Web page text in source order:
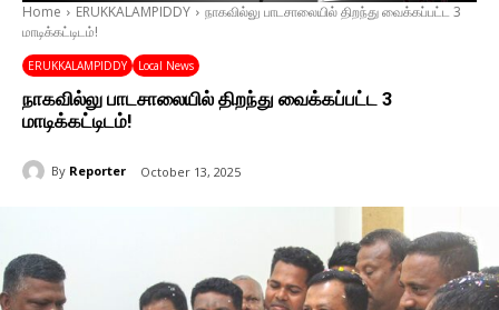
Home ERUKKALAMPIDDY
நாகவில்லு பாடசாலையில் திறந்து வைக்கப்பட்ட 3
மாடிக்கட்டிடம்!
ERUKKALAMPIDDY Local News
நாகவில்லு பாடசாலையில் திறந்து வைக்கப்பட்ட 3
மாடிக்கட்டிடம்!
By Reporter October 13, 2025